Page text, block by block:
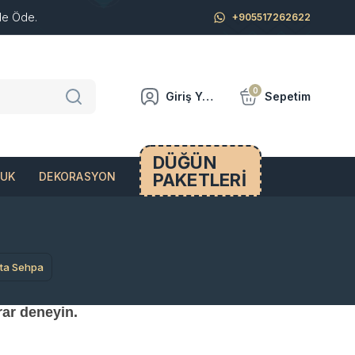
Öde. +905517262622
Giriş Yap 0 Sepetim
DEKORASYON
DÜĞÜN
PAKETLERİ
Sehpa
deneyin.